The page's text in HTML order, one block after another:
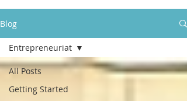
Blog
All Posts
Getting Started
Entrepreneuriat